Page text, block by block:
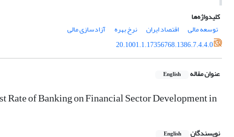
کلیدواژه‌ها
توسعه مالی
اقتصاد ایران نرخ بهره
آزادسازی مالی
20.1001.1.17356768.1386.7.4.4.0
عنوان مقاله English
of Banking on Financial Sector Development in
نویسندگان English